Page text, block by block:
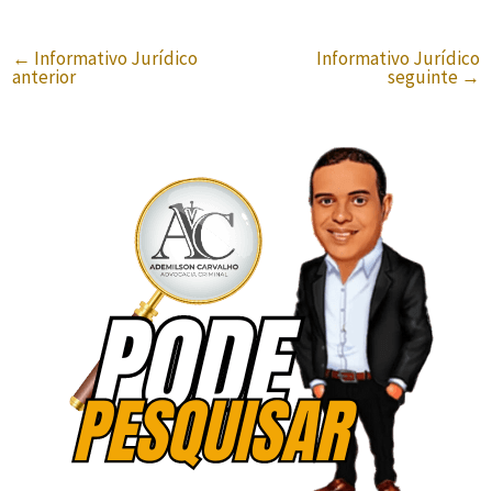
← Informativo Jurídico
anterior
Informativo Jurídico
seguinte →